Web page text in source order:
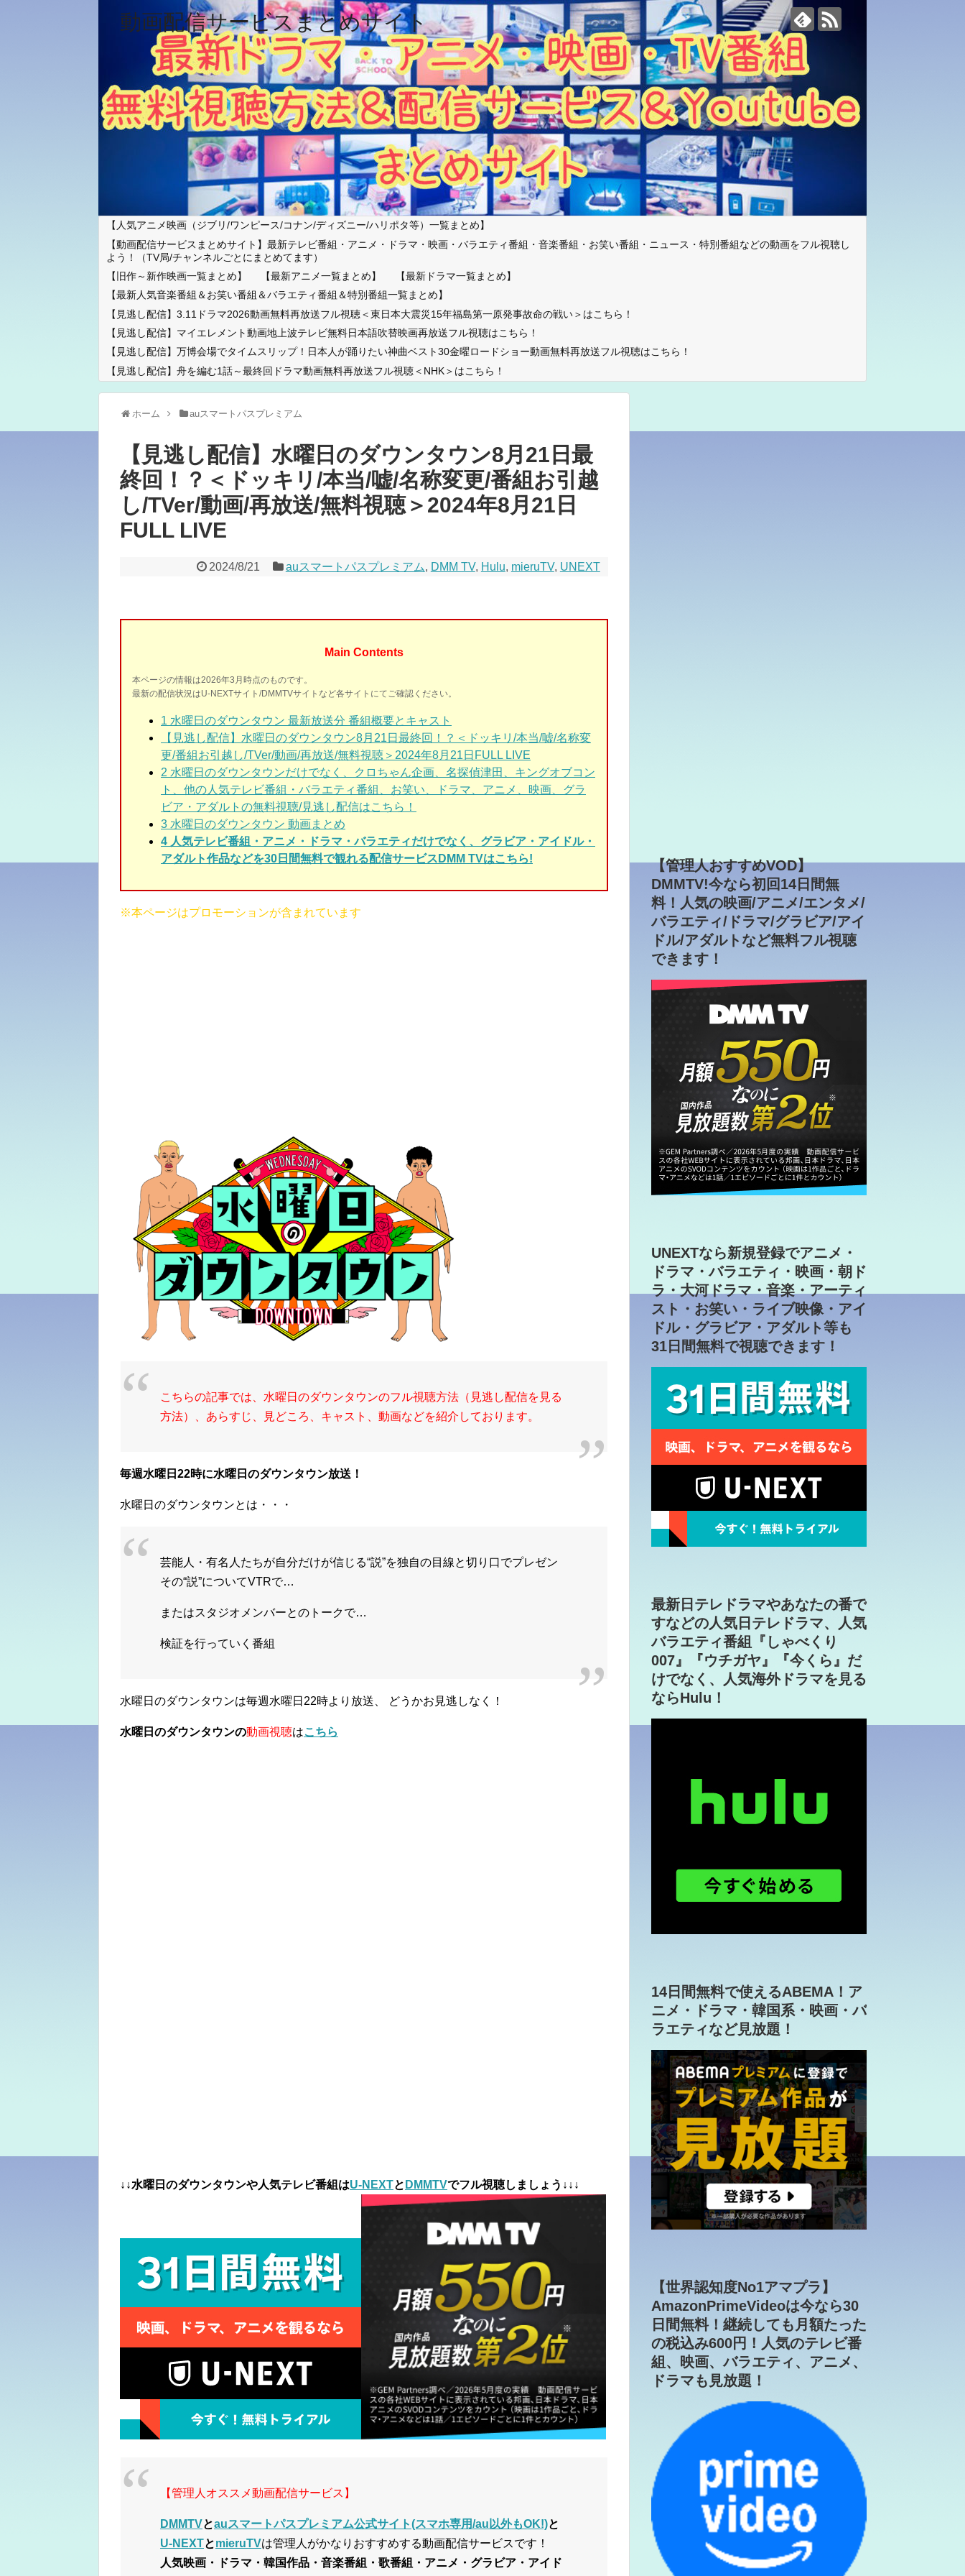
動画配信サービスまとめサイト
【人気アニメ映画（ジブリ/ワンピース/コナン/ディズニー/ハリポタ等）一覧まとめ】
【動画配信サービスまとめサイト】最新テレビ番組・アニメ・ドラマ・映画・バラエティ番組・音楽番組・お笑い番組・ニュース・特別番組などの動画をフル視聴し
よう！（TV局/チャンネルごとにまとめてます）
【旧作～新作映画一覧まとめ】
【最新アニメ一覧まとめ】
【最新ドラマ一覧まとめ】
【最新人気音楽番組＆お笑い番組＆バラエティ番組＆特別番組一覧まとめ】
【見逃し配信】3.11ドラマ2026動画無料再放送フル視聴＜東日本大震災15年福島第一原発事故命の戦い＞はこちら！
【見逃し配信】マイエレメント動画地上波テレビ無料日本語吹替映画再放送フル視聴はこちら！
【見逃し配信】万博会場でタイムスリップ！日本人が踊りたい神曲ベスト30金曜ロードショー動画無料再放送フル視聴はこちら！
【見逃し配信】舟を編む1話～最終回ドラマ動画無料再放送フル視聴＜NHK＞はこちら！
ホーム auスマートパスプレミアム
【見逃し配信】水曜日のダウンタウン8月21日最
終回！？＜ドッキリ/本当/嘘/名称変更/番組お引越
し/TVer/動画/再放送/無料視聴＞2024年8月21日
FULL LIVE
2024/8/21 auスマートパスプレミアム, DMM TV, Hulu, mieruTV, UNEXT
Main Contents
本ページの情報は2026年3月時点のものです。
最新の配信状況はU-NEXTサイト/DMMTVサイトなど各サイトにてご確認ください。
1 水曜日のダウンタウン 最新放送分 番組概要とキャスト
【見逃し配信】水曜日のダウンタウン8月21日最終回！？＜ドッキリ/本当/嘘/名称変
更/番組お引越し/TVer/動画/再放送/無料視聴＞2024年8月21日FULL LIVE
2 水曜日のダウンタウンだけでなく、クロちゃん企画、名探偵津田、キングオブコン
ト、他の人気テレビ番組・バラエティ番組、お笑い、ドラマ、アニメ、映画、グラ
ビア・アダルトの無料視聴/見逃し配信はこちら！
3 水曜日のダウンタウン 動画まとめ
4 人気テレビ番組・アニメ・ドラマ・バラエティだけでなく、グラビア・アイドル・
アダルト作品などを30日間無料で観れる配信サービスDMM TVはこちら!
※本ページはプロモーションが含まれています
こちらの記事では、水曜日のダウンタウンのフル視聴方法（見逃し配信を見る
方法）、あらすじ、見どころ、キャスト、動画などを紹介しております。
毎週水曜日22時に水曜日のダウンタウン放送！
水曜日のダウンタウンとは・・・
芸能人・有名人たちが自分だけが信じる“説”を独自の目線と切り口でプレゼン
その“説”についてVTRで…
またはスタジオメンバーとのトークで…
検証を行っていく番組
水曜日のダウンタウンは毎週水曜日22時より放送、 どうかお見逃しなく！
水曜日のダウンタウンの動画視聴はこちら
↓↓水曜日のダウンタウンや人気テレビ番組はU-NEXTと DMMTVでフル視聴しましょう↓↓↓
【管理人オススメ動画配信サービス】
DMMTVとauスマートパスプレミアム公式サイト(スマホ専用/au以外もOK!)と
U-NEXTとmieruTVは管理人がかなりおすすめする動画配信サービスです！
人気映画・ドラマ・韓国作品・音楽番組・歌番組・アニメ・グラビア・アイド
【管理人おすすめVOD】
DMMTV!今なら初回14日間無
料！人気の映画/アニメ/エンタメ/
バラエティ/ドラマ/グラビア/アイ
ドル/アダルトなど無料フル視聴
できます！
UNEXTなら新規登録でアニメ・
ドラマ・バラエティ・映画・朝ド
ラ・大河ドラマ・音楽・アーティ
スト・お笑い・ライブ映像・アイ
ドル・グラビア・アダルト等も
31日間無料で視聴できます！
最新日テレドラマやあなたの番で
すなどの人気日テレドラマ、人気
バラエティ番組『しゃべくり
007』『ウチガヤ』『今くら』だ
けでなく、人気海外ドラマを見る
ならHulu！
14日間無料で使えるABEMA！ア
ニメ・ドラマ・韓国系・映画・バ
ラエティなど見放題！
【世界認知度No1アマプラ】
AmazonPrimeVideoは今なら30
日間無料！継続しても月額たった
の税込み600円！人気のテレビ番
組、映画、バラエティ、アニメ、
ドラマも見放題！